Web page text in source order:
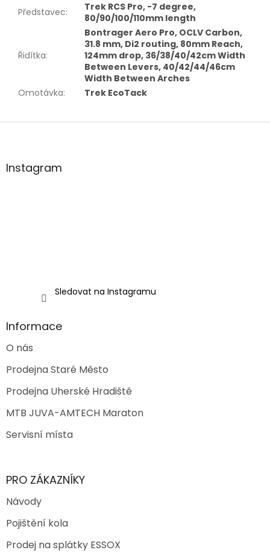
Představec:
Trek RCS Pro, -7 degree,
80/90/100/110mm length
Řidítka:
Bontrager Aero Pro, OCLV Carbon,
31.8 mm, Di2 routing, 80mm Reach,
124mm drop, 36/38/40/42cm Width
Between Levers, 40/42/44/46cm
Width Between Arches
Omotávka: Trek EcoTack
Z
aInstagram
Sledovat na Instagramu
Informace
O nás
Prodejna Staré Město
Prodejna Uherské Hradiště
MTB JUVA-AMTECH Maraton
Servisní místa
PRO ZÁKAZNÍKY
Návody
Pojištění kola
Prodej na splátky ESSOX